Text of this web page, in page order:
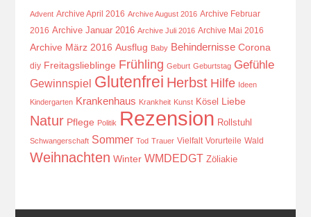
Advent Archive April 2016 Archive August 2016 Archive Februar
2016 Archive Januar 2016 Archive Juli 2016 Archive Mai 2016
Archive März 2016 Ausflug Baby Behindernisse Corona
diy Freitagslieblinge Frühling Geburt Geburtstag Gefühle
Gewinnspiel Glutenfrei Herbst Hilfe Ideen
Kindergarten Krankenhaus Krankheit Kunst Kösel Liebe
Natur Pflege Politik Rezension Rollstuhl
Schwangerschaft Sommer Tod Trauer Vielfalt Vorurteile Wald
Weihnachten Winter WMDEDGT Zöliakie